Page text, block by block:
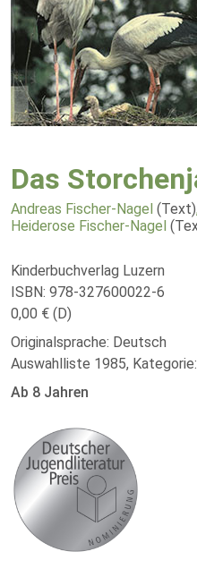
Das
Andreas Fischer-Nagel (Text)
Heiderose Fischer-Nagel
Kinderbuchverlag Luzern
ISBN: 978-327600022-6
0,00 € (D)
Originalsprache: Deutsch
Auswahlliste 1985,
Ab 8 Jahren